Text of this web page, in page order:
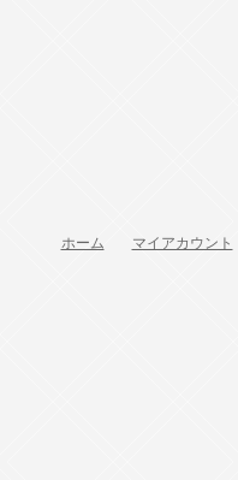
ホーム マイアカウント